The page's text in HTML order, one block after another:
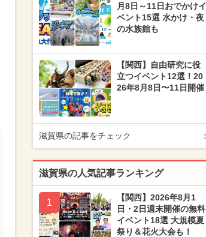
月8日～11日おでかけイ
ベント15選 水かけ・夜
の水族館も
【関西】自由研究に役
立つイベント12選！20
26年8月8日〜11日開催
滋賀県の記事をチェック
滋賀県の人気記事ランキング
1
【関西】2026年8月1
日・2日週末開催の無料
イベント18選 大規模夏
祭り＆花火大会も！